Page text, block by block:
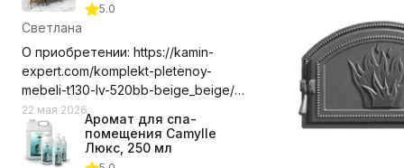
5.0
Светлана
О приобретении: https://kamin-
expert.com/komplekt-pletenoy-
mebeli-t130-lv-520bb-beige_beige/
Долго выбирала где приобрести
этот комплект мебели, сравнивала
цены с учетом доставки. Выбор
22 мая 2026
Аромат для спа-
помещения Camylle
Люкс, 250 мл